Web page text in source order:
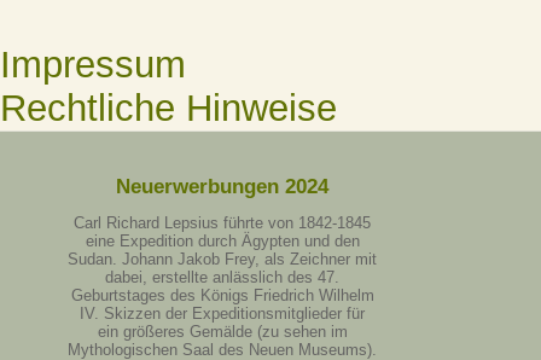
Impressum
Rechtliche Hinweise
Neuerwerbungen 2024
Carl Richard Lepsius führte von 1842-1845
eine Expedition durch Ägypten und den
Sudan. Johann Jakob Frey, als Zeichner mit
dabei, erstellte anlässlich des 47.
Geburtstages des Königs Friedrich Wilhelm
IV. Skizzen der Expeditionsmitglieder für
ein größeres Gemälde (zu sehen im
Mythologischen Saal des Neuen Museums).